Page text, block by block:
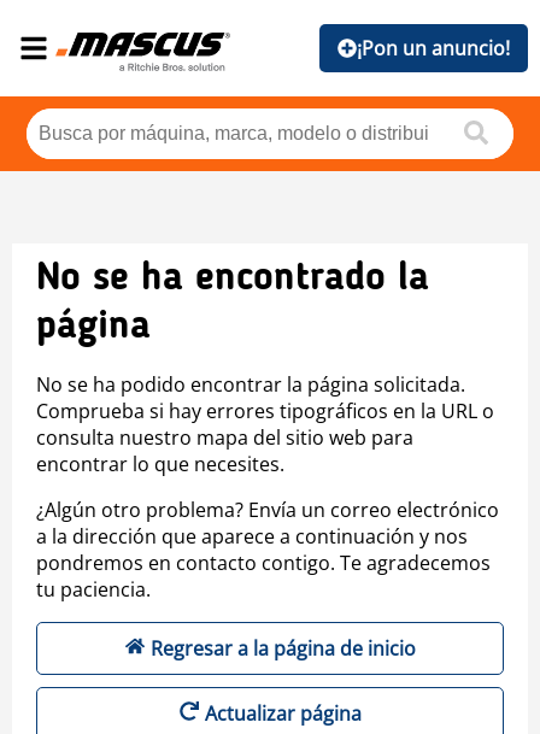
¡Pon un anuncio!
No se ha encontrado la
página
No se ha podido encontrar la página solicitada.
Comprueba si hay errores tipográficos en la URL o
consulta nuestro mapa del sitio web para
encontrar lo que necesites.
¿Algún otro problema? Envía un correo electrónico
a la dirección que aparece a continuación y nos
pondremos en contacto contigo. Te agradecemos
tu paciencia.
Regresar a la página de inicio
Actualizar página